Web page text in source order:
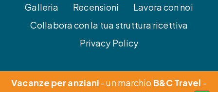
Galleria
Recensioni
Lavora con noi
Collabora con la tua struttura ricettiva
Privacy Policy
Vacanze per anziani - un marchio B&C Travel -